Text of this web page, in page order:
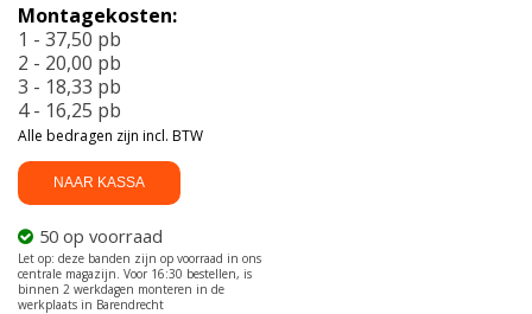
XL
205/55
R17
95W
aantal
NAAR KASSA
50 op voorraad
Montagekosten:
1 - 37,50 pb
2 - 20,00 pb
3 - 18,33 pb
4 - 16,25 pb
Alle bedragen zijn incl. BTW